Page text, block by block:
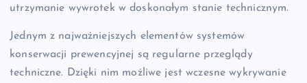
utrzymanie wywrotek w doskonałym stanie technicznym.
Jednym z najważniejszych elementów systemów
konserwacji prewencyjnej są regularne przeglądy
techniczne. Dzięki nim możliwe jest wczesne wykrywanie